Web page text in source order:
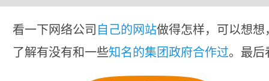
看一下网络公司 自己的网站做得怎样，可以想
了解有没有和一些知名的集团政府合作过。最后